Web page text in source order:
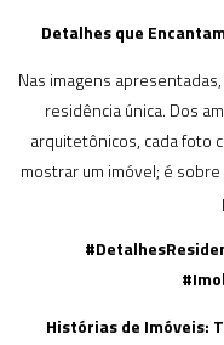
Detalhes que
Nas imagens
residência única. Dos
arquitetônicos, cada foto
mostrar um imóvel; é
Histórias de Imóveis: